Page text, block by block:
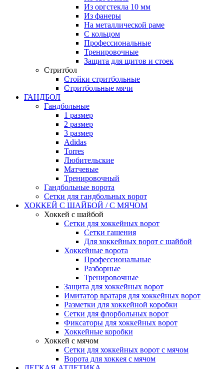
Из оргстекла 10 мм
Из фанеры
На металлической раме
С кольцом
Профессиональные
Тренировочные
Защита для щитов и стоек
Стритбол
Стойки стритбольные
Стритбольные мячи
ГАНДБОЛ
Гандбольные
1 размер
2 размер
3 размер
Adidas
Torres
Любительские
Матчевые
Тренировочный
Гандбольные ворота
Сетки для гандбольных ворот
ХОККЕЙ С ШАЙБОЙ / С МЯЧОМ
Хоккей с шайбой
Сетки для хоккейных ворот
Сетки гашения
Для хоккейных ворот с шайбой
Хоккейные ворота
Профессиональные
Разборные
Тренировочные
Защита для хоккейных ворот
Имитатор вратаря для хоккейных ворот
Разметки для хоккейной коробки
Сетки для флорбольных ворот
Фиксаторы для хоккейных ворот
Хоккейные коробки
Хоккей с мячом
Сетки для хоккейных ворот с мячом
Ворота для хоккея с мячом